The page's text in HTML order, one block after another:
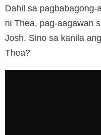
Dahil sa pagbabagong-
ni Thea, pag-aagawan
Josh. Sino sa kanila
Thea?